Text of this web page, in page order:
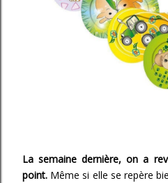
La semaine dernière, on a
point. Même si elle se repère